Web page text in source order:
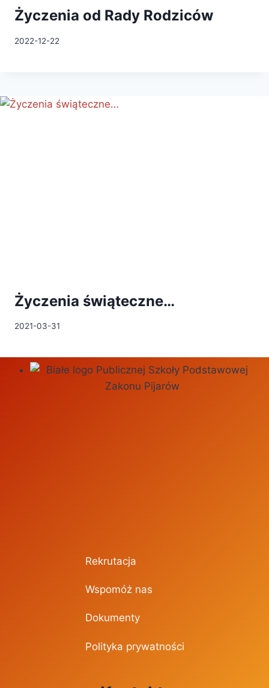
Życzenia od Rady Rodziców
2022-12-22
Życzenia świąteczne…
2021-03-31
Rekrutacja
Wspomóż nas
Dokumenty
Polityka prywatności